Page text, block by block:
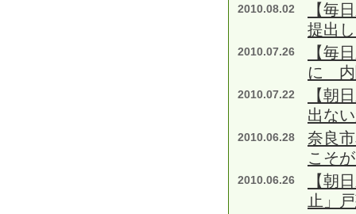
2010.08.02
【毎
提出
2010.07.26
【毎
に 内
2010.07.22
【朝
出な
2010.06.28
奈良
こそ
2010.06.26
【朝
止」